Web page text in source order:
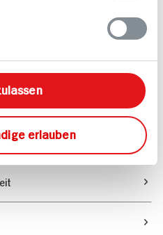
erlauben